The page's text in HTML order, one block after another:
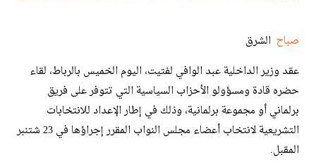
صباحالشرق
عقد وزير الداخلية عبد الوافي لفتيت، اليوم الخميس بالرباط، لقاء
حضره قادة ومسؤولو الأحزاب السياسية التي تتوفر على فريق
برلماني أو مجموعة برلمانية، وذلك في إطار الإعداد للانتخابات
التشريعية لانتخاب أعضاء مجلس النواب المقرر إجراؤها في 23 شتنبر
المقبل.